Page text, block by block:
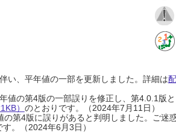
い、平年値の一部を更新しました。詳細は
値の第4版の一部誤りを修正し、第4.0.1版
） のとおりです。（2024年7月11日）
第4版に誤りがあると判明しました。ご迷
。（2024年6月3日）